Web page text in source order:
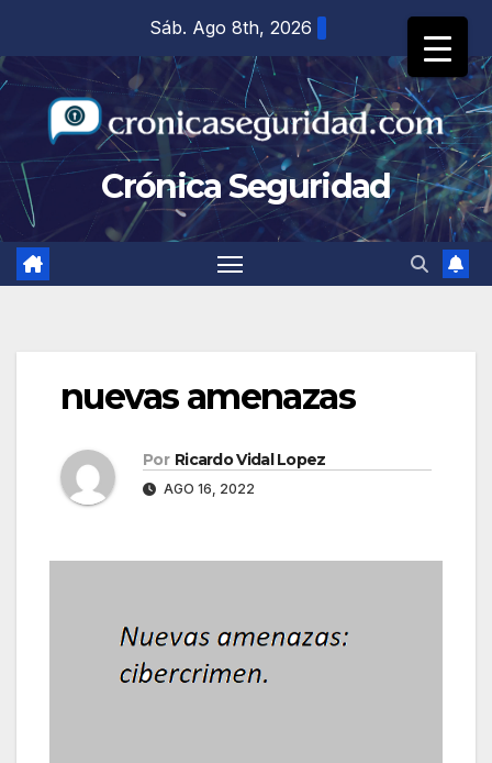
contenido
Sáb. Ago 8th, 2026
Crónica Seguridad
nuevas amenazas
Por Ricardo Vidal Lopez
AGO 16, 2022